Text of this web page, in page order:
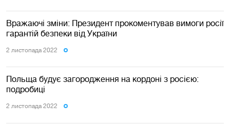
Вражаючі зміни: Президент прокоментував вимоги росії
гарантій безпеки від України
2 листопада 2022
Польща будує загородження на кордоні з росією:
подробиці
2 листопада 2022